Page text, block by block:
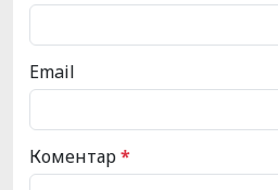
Email
Коментар*